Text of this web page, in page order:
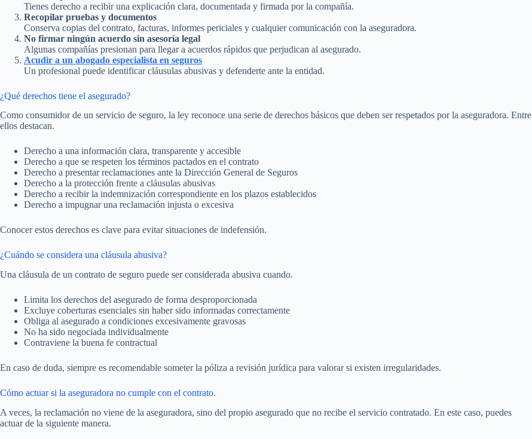
Tienes derecho a recibir una explicación clara, documentada y firmada por la compañía.
Recopilar pruebas y documentos
Conserva copias del contrato, facturas, informes periciales y cualquier comunicación con la aseguradora.
No firmar ningún acuerdo sin asesoría legal
Algunas compañías presionan para llegar a acuerdos rápidos que perjudican al asegurado.
Acudir a un abogado especialista en seguros
Un profesional puede identificar cláusulas abusivas y defenderte ante la entidad.
¿Qué derechos tiene el asegurado?
Como consumidor de un servicio de seguro, la ley reconoce una serie de derechos básicos que deben ser respetados por la aseguradora. Entre
ellos destacan.
Derecho a una información clara, transparente y accesible
Derecho a que se respeten los términos pactados en el contrato
Derecho a presentar reclamaciones ante la Dirección General de Seguros
Derecho a la protección frente a cláusulas abusivas
Derecho a recibir la indemnización correspondiente en los plazos establecidos
Derecho a impugnar una reclamación injusta o excesiva
Conocer estos derechos es clave para evitar situaciones de indefensión.
¿Cuándo se considera una cláusula abusiva?
Una cláusula de un contrato de seguro puede ser considerada abusiva cuando.
Limita los derechos del asegurado de forma desproporcionada
Excluye coberturas esenciales sin haber sido informadas correctamente
Obliga al asegurado a condiciones excesivamente gravosas
No ha sido negociada individualmente
Contraviene la buena fe contractual
En caso de duda, siempre es recomendable someter la póliza a revisión jurídica para valorar si existen irregularidades.
Cómo actuar si la aseguradora no cumple con el contrato.
A veces, la reclamación no viene de la aseguradora, sino del propio asegurado que no recibe el servicio contratado. En este caso, puedes
actuar de la siguiente manera.